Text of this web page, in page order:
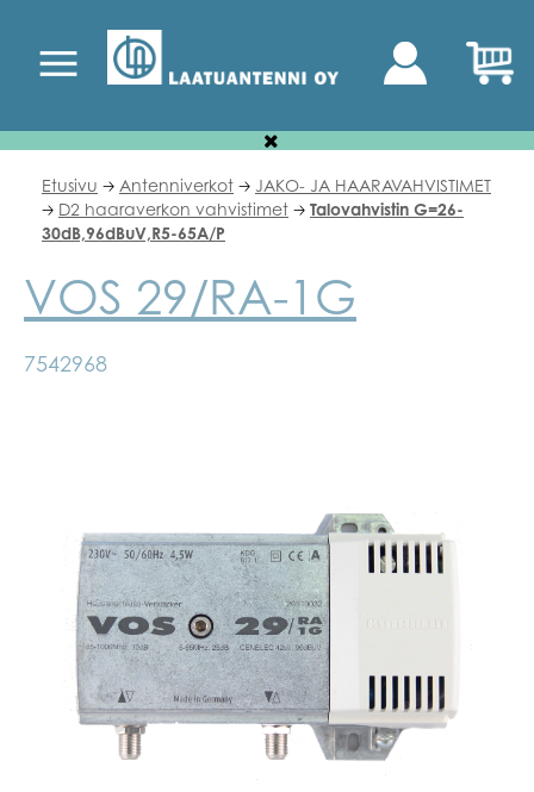
Etusivu 🡢 Antenniverkot 🡢 JAKO- JA HAARAVAHVISTIMET
🡢 D2 haaraverkon vahvistimet 🡢 Talovahvistin G=26-
30dB,96dBuV,R5-65A/P
VOS 29/RA-1G
7542968